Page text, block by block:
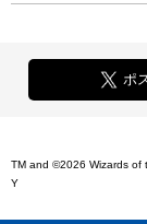
ポ
TM and ©2026 Wizards of
Y